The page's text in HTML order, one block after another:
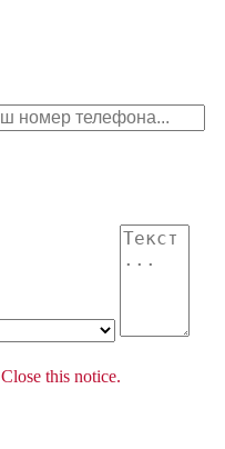
Close this notice.